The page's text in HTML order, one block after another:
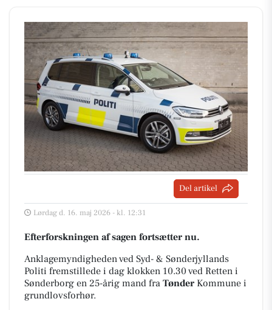
Del artikel
Lørdag d. 16. maj 2026 - kl. 12:31
Efterforskningen af sagen fortsætter nu.
Anklagemyndigheden ved Syd- & Sønderjyllands
Politi fremstillede i dag klokken 10.30 ved Retten i
Sønderborg en 25-årig mand fra Tønder Kommune i
grundlovsforhør.